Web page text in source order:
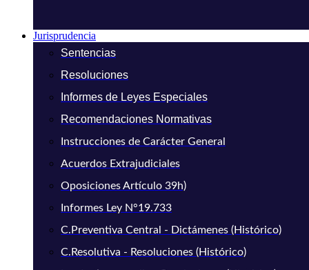
Jurisprudencia
Sentencias
Resoluciones
Informes de Leyes Especiales
Recomendaciones Normativas
Instrucciones de Carácter General
Acuerdos Extrajudiciales
Oposiciones Artículo 39h)
Informes Ley N°19.733
C.Preventiva Central - Dictámenes (Histórico)
C.Resolutiva - Resoluciones (Histórico)